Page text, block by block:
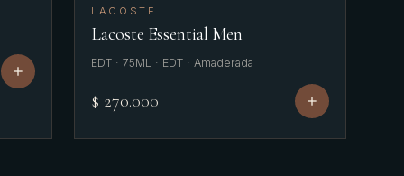
LACOSTE
Lacoste Essential Men
EDT · 75ML · EDT · Amaderada
$ 270.000